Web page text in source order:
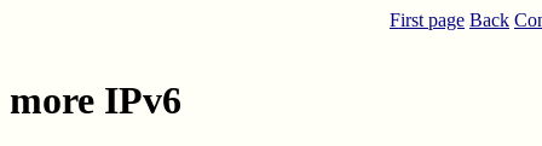
First page Back
more IPv6